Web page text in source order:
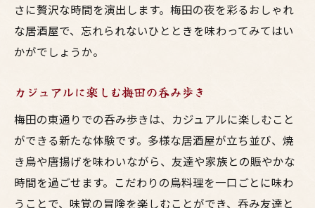
さに贅沢な時間を演出します。梅田の夜を彩るおしゃれ
な居酒屋で、忘れられないひとときを味わってみてはい
かがでしょうか。
カジュアルに楽しむ梅田の呑み歩き
梅田の東通りでの呑み歩きは、カジュアルに楽しむこと
ができる新たな体験です。多様な居酒屋が立ち並び、焼
き鳥や唐揚げを味わいながら、友達や家族との賑やかな
時間を過ごせます。こだわりの鳥料理を一口ごとに味わ
うことで、味覚の冒険を楽しむことができ、呑み友達と